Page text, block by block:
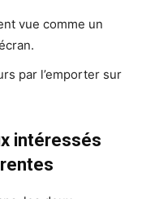
vue comme un
par l’emporter sur
intéressés